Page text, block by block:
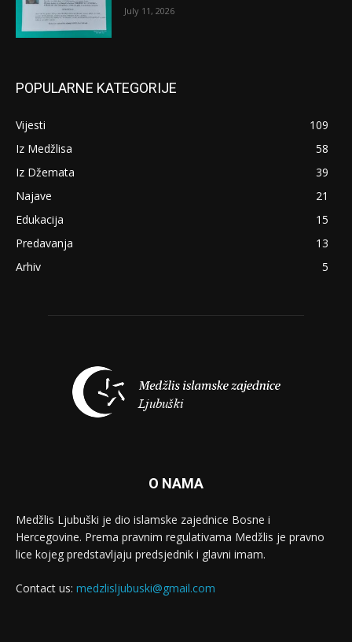
July 11, 2026
POPULARNE KATEGORIJE
Vijesti
109
Iz Medžlisa
58
Iz Džemata
39
Najave
21
Edukacija
15
Predavanja
13
Arhiv
5
O NAMA
Medžlis Ljubuški je dio islamske zajednice Bosne i
Hercegovine. Prema pravnim regulativama Medžlis je pravno
lice kojeg predstavljaju predsjednik i glavni imam.
Contact us: medzlisljubuski@gmail.com